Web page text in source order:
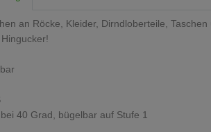
an Röcke, Kleider, Dirndloberteile, Taschen
40 Grad, bügelbar auf Stufe 1